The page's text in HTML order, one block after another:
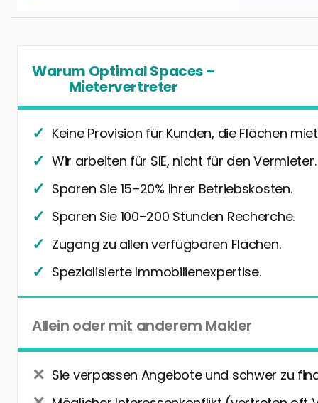
Warum Optimal Spaces –
Mietervertreter
Keine Provision für Kunden, die Flächen
Wir arbeiten für SIE, nicht für den Vermieter.
Sparen Sie 15–20% Ihrer Betriebskosten.
Sparen Sie 100–200 Stunden Recherche.
Zugang zu allen verfügbaren Flächen.
Spezialisierte Immobilienexpertise.
Allein oder mit anderem Makler
Sie verpassen Angebote und schwer zu